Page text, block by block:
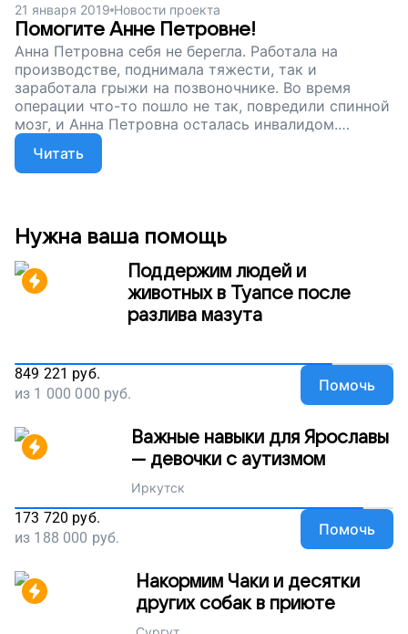
21 января 2019 Новости проекта
Помогите Анне Петровне!
Анна Петровна себя не берегла. Работала на
производстве, поднимала тяжести, так и
заработала грыжи на позвоночнике. Во время
операции что-то пошло не так, повредили спинной
мозг, и Анна Петровна осталась инвалидом.
Ухаживает за ней родственница, живут они на
крошечную пенсию, денег не хватает. Вы можете
сделать жизнь парализованной женщины и ее
Читать
Нужна ваша помощь
Поддержим людей и
животных в Туапсе после
разлива мазута
849 221 руб.
из 1 000 000 руб. Помочь
Важные навыки для Ярославы
— девочки с аутизмом
Иркутск
173 720 руб.
из 188 000 руб. Помочь
Накормим Чаки и десятки
других собак в приюте